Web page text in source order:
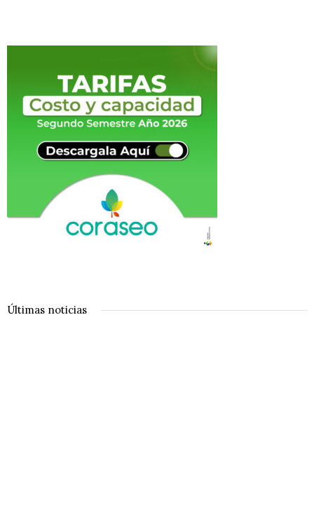
Últimas noticias